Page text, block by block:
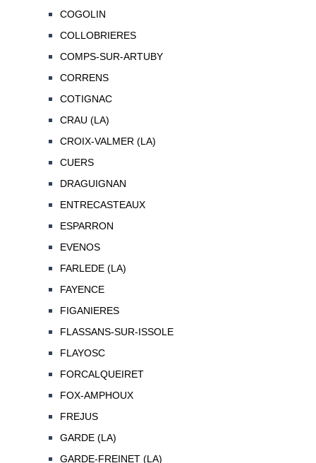
COGOLIN
COLLOBRIERES
COMPS-SUR-ARTUBY
CORRENS
COTIGNAC
CRAU (LA)
CROIX-VALMER (LA)
CUERS
DRAGUIGNAN
ENTRECASTEAUX
ESPARRON
EVENOS
FARLEDE (LA)
FAYENCE
FIGANIERES
FLASSANS-SUR-ISSOLE
FLAYOSC
FORCALQUEIRET
FOX-AMPHOUX
FREJUS
GARDE (LA)
GARDE-FREINET (LA)